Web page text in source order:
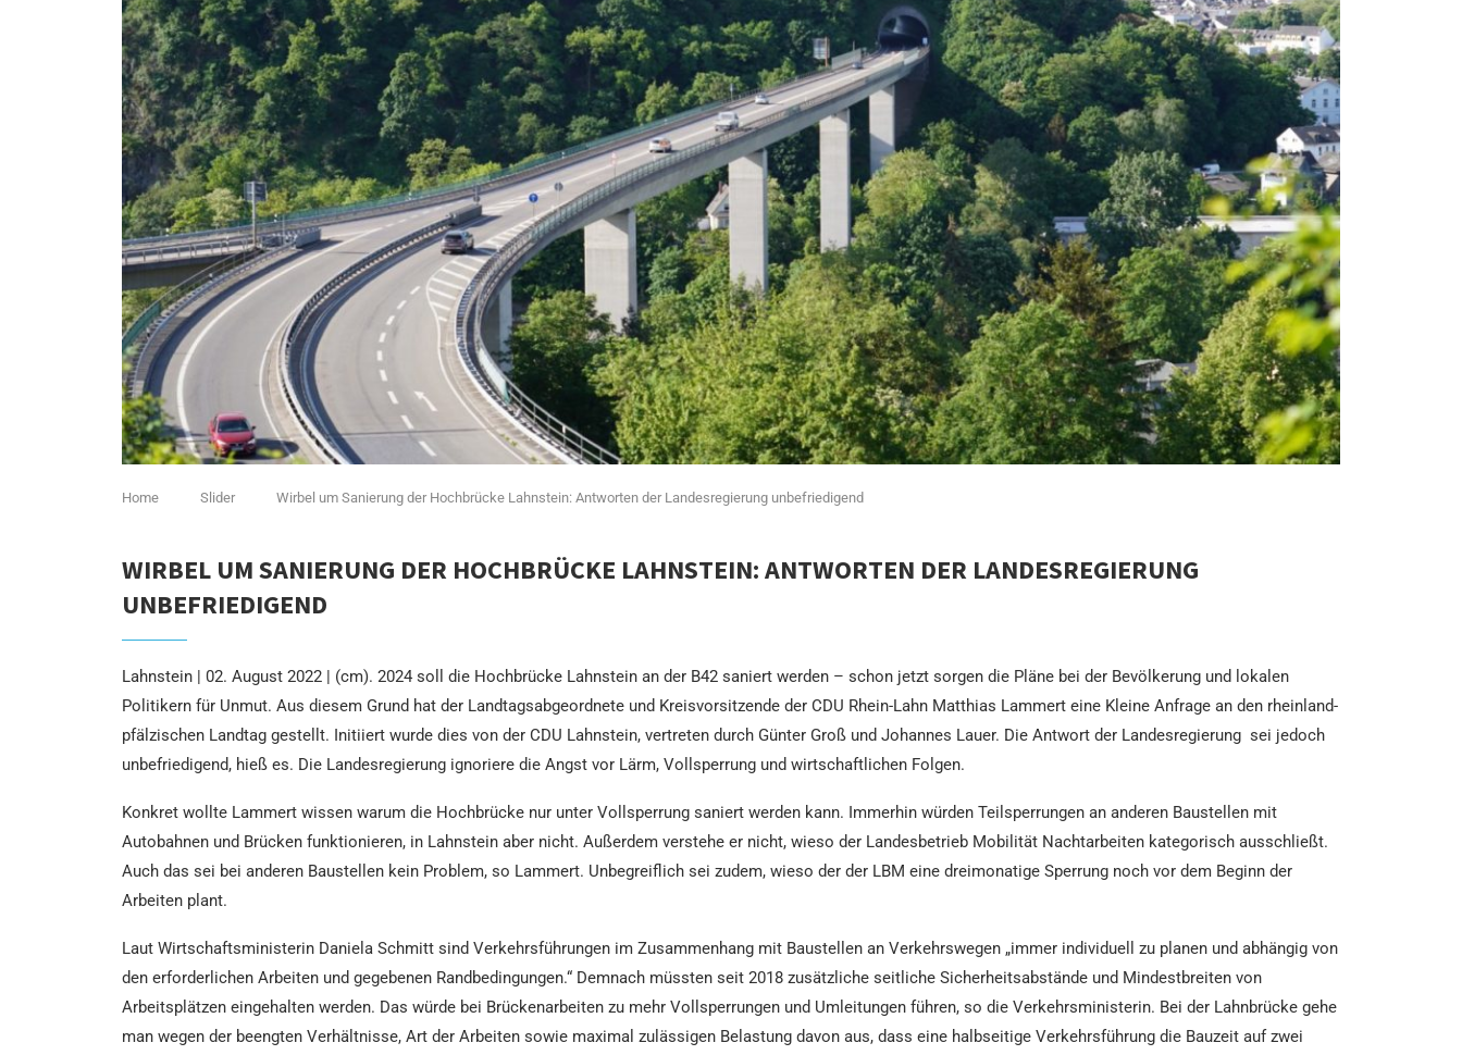
Home Slider Wirbel um Sanierung der Hochbrücke Lahnstein: Antworten der Landesregierung unbefriedigend
WIRBEL UM SANIERUNG DER HOCHBRÜCKE LAHNSTEIN: ANTWORTEN DER LANDESREGIERUNG
UNBEFRIEDIGEND
Lahnstein | 02. August 2022 | (cm). 2024 soll die Hochbrücke Lahnstein an der B42 saniert werden – schon jetzt sorgen die Pläne bei der Bevölkerung und lokalen
Politikern für Unmut. Aus diesem Grund hat der Landtagsabgeordnete und Kreisvorsitzende der CDU Rhein-Lahn Matthias Lammert eine Kleine Anfrage an den rheinland-
pfälzischen Landtag gestellt. Initiiert wurde dies von der CDU Lahnstein, vertreten durch Günter Groß und Johannes Lauer. Die Antwort der Landesregierung sei jedoch
unbefriedigend, hieß es. Die Landesregierung ignoriere die Angst vor Lärm, Vollsperrung und wirtschaftlichen Folgen.
Konkret wollte Lammert wissen warum die Hochbrücke nur unter Vollsperrung saniert werden kann. Immerhin würden Teilsperrungen an anderen Baustellen mit
Autobahnen und Brücken funktionieren, in Lahnstein aber nicht. Außerdem verstehe er nicht, wieso der Landesbetrieb Mobilität Nachtarbeiten kategorisch ausschließt.
Auch das sei bei anderen Baustellen kein Problem, so Lammert. Unbegreiflich sei zudem, wieso der der LBM eine dreimonatige Sperrung noch vor dem Beginn der
Arbeiten plant.
Laut Wirtschaftsministerin Daniela Schmitt sind Verkehrsführungen im Zusammenhang mit Baustellen an Verkehrswegen „immer individuell zu planen und abhängig von
den erforderlichen Arbeiten und gegebenen Randbedingungen.“ Demnach müssten seit 2018 zusätzliche seitliche Sicherheitsabstände und Mindestbreiten von
Arbeitsplätzen eingehalten werden. Das würde bei Brückenarbeiten zu mehr Vollsperrungen und Umleitungen führen, so die Verkehrsministerin. Bei der Lahnbrücke gehe
man wegen der beengten Verhältnisse, Art der Arbeiten sowie maximal zulässigen Belastung davon aus, dass eine halbseitige Verkehrsführung die Bauzeit auf zwei